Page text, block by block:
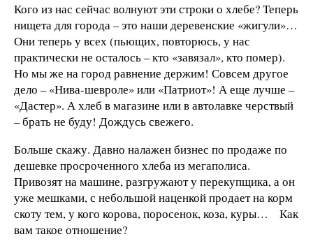
Кого из нас сейчас волнуют эти строки о хлебе? Теперь
нищета для города – это наши деревенские «жигули»…
Они теперь у всех (пьющих, повторюсь, у нас
практически не осталось – кто «завязал», кто помер).
Но мы же на город равнение держим! Совсем другое
дело – «Нива-шевроле» или «Патриот»! А еще лучше –
«Дастер». А хлеб в магазине или в автолавке черствый
– брать не буду! Дождусь свежего.
Больше скажу. Давно налажен бизнес по продаже по
дешевке просроченного хлеба из мегаполиса.
Привозят на машине, разгружают у перекупщика, а он
уже мешками, с небольшой наценкой продает на корм
скоту тем, у кого корова, поросенок, коза, куры… Как
вам такое отношение?